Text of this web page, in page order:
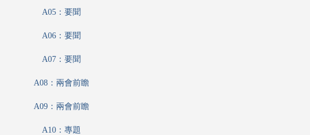
A05：要聞
A06：要聞
A07：要聞
A08：兩會前瞻
A09：兩會前瞻
A10：專題